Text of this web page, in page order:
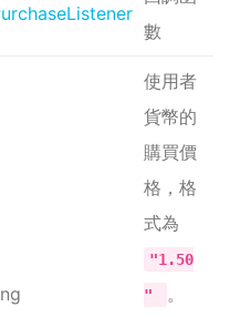
數
使用者
貨幣的
購買價
格，格
式為
"1.50
"
。